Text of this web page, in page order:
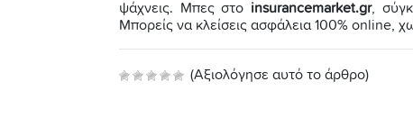
ψάχνεις. Μπες στο insurancemarket.gr,
Μπορείς να κλείσεις ασφάλεια 100% online,
(Αξιολόγησε αυτό το άρθρο)